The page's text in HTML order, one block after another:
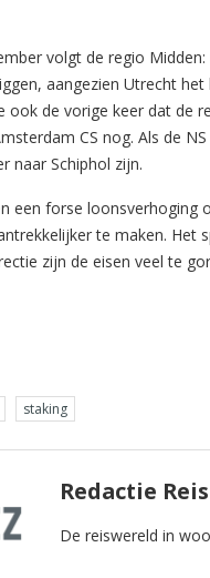
volgt de regio
aangezien Utrecht
ook de vorige keer dat de
CS nog. Als de
naar Schiphol zijn.
een forse
te maken.
zijn de eisen veel te
staking
Redactie
De reiswereld in